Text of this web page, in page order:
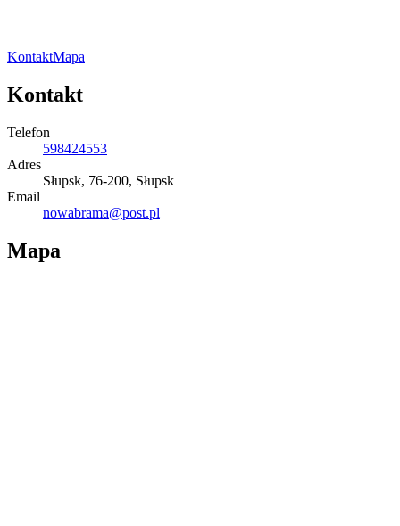
KontaktMapa
Kontakt
Telefon
598424553
Adres
Słupsk, 76-200, Słupsk
Email
nowabrama@post.pl
Mapa